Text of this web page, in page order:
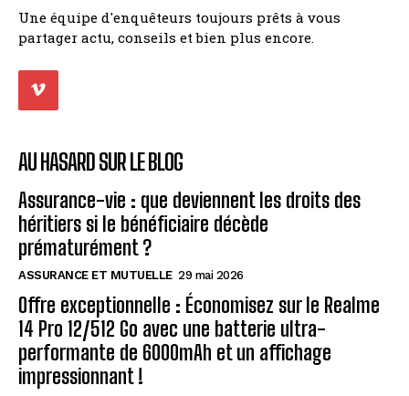
Une équipe d'enquêteurs toujours prêts à vous
partager actu, conseils et bien plus encore.
AU HASARD SUR LE BLOG
Assurance-vie : que deviennent les droits des
héritiers si le bénéficiaire décède
prématurément ?
ASSURANCE ET MUTUELLE 29 mai 2026
Offre exceptionnelle : Économisez sur le Realme
14 Pro 12/512 Go avec une batterie ultra-
performante de 6000mAh et un affichage
impressionnant !